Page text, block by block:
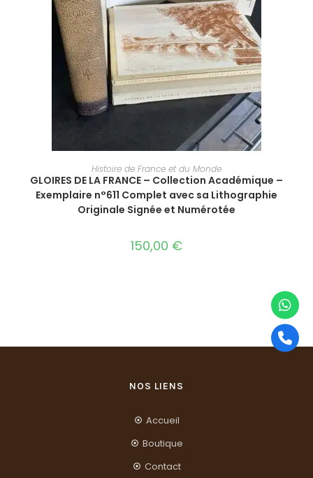
AJOUTER AU PANIER
Histoire de France et du Monde
GLOIRES DE LA FRANCE – Collection Académique –
Exemplaire n°611 Complet avec sa Lithographie
Originale Signée et Numérotée
150,00 €
NOS LIENS
Accueil
Boutique
Contact